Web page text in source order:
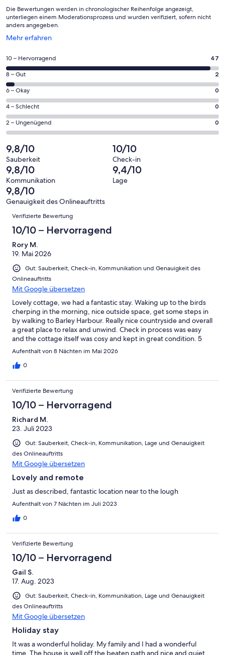
Die Bewertungen werden in chronologischer Reihenfolge angezeigt,
unterliegen einem Moderationsprozess und wurden verifiziert, sofern nicht
anders angegeben.
Mehr erfahren
Wird
einem
neuen
Fenster
geöffnet
47
von
insgesamt
49
Gästebewertungen
haben
eine
Bewertung
von
10
-
Hervorragend
10 – Hervorragend 47
2
von
insgesamt
49
Gästebewertungen
haben
eine
Bewertung
von
8
-
Gut
8 – Gut 2
0
von
insgesamt
49
Gästebewertungen
haben
eine
Bewertung
von
6
-
Okay
6 – Okay 0
0
von
insgesamt
Gästebewertungen
haben
eine
Bewertung
von
4
4 – Schlecht 0
0
von
insgesamt
49
Gästebewertungen
haben
eine
Bewertung
von
2 – Ungenügend 0
9,8/10
Sauberkeit
10/10
Check-in
9,8/10
Kommunikation
9,4/10
Lage
9,8/10
Genauigkeit des Onlineauftritts
Bewertungen
Verifizierte Bewertung
10/10 – Hervorragend
Rory M.
19. Mai 2026
Gut: Sauberkeit, Check-in, Kommunikation und Genauigkeit des
Onlineauftritts
Mit Google übersetzen
Lovely cottage, we had a fantastic stay. Waking up to the birds
cherping in the morning, nice outside space, get some steps in
by walking to Barley Harbour. Really nice countryside and overall
a great place to relax and unwind. Check in process was easy
and the cottage itself was cosy and kept in great condition. 5
stars, nothing bad to say about our stay here, highly
Aufenthalt von 8 Nächten im Mai 2026
0
Verifizierte Bewertung
10/10 – Hervorragend
Richard M.
23. Juli 2023
Gut: Sauberkeit, Check-in, Kommunikation, Lage und Genauigkeit
des Onlineauftritts
Mit Google übersetzen
Lovely and remote
Just as described, fantastic location near to the lough
Aufenthalt von 7 Nächten im Juli 2023
0
Verifizierte Bewertung
10/10 – Hervorragend
Gail S.
17. Aug. 2023
Gut: Sauberkeit, Check-in, Kommunikation, Lage und Genauigkeit
des Onlineauftritts
Mit Google übersetzen
Holiday stay
It was a wonderful holiday. My family and I had a wonderful
time. The house is well off the beaten path and nice and quiet.